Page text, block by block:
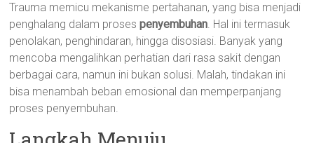
Trauma memicu mekanisme pertahanan, yang bisa menjadi
penghalang dalam prosespenyembuhan. Hal ini termasuk
penolakan, penghindaran, hingga disosiasi. Banyak yang
mencoba mengalihkan perhatian dari rasa sakit dengan
berbagai cara, namun ini bukan solusi. Malah, tindakan ini
bisa menambah beban emosional dan memperpanjang
proses penyembuhan.